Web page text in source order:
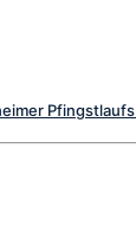
Pfingstlaufs